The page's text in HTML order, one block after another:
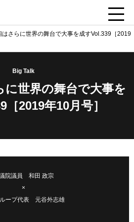
はさらに世界の舞台で大事を成すVol.339［2019
Big Talk
に世界の舞台で大事を
［2019年10月号］
院議員 和田 政宗
×
ープ代表 元谷外志雄